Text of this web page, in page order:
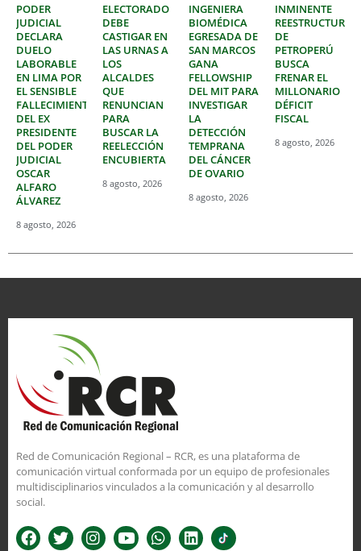
PODER
JUDICIAL
DECLARA
DUELO
LABORABLE
EN LIMA POR
EL SENSIBLE
FALLECIMIENTO
DEL EX
PRESIDENTE
DEL PODER
JUDICIAL
OSCAR
ALFARO
ÁLVAREZ
8 agosto, 2026
ELECTORADO
DEBE
CASTIGAR EN
LAS URNAS A
LOS
ALCALDES
QUE
RENUNCIAN
PARA
BUSCAR LA
REELECCIÓN
ENCUBIERTA
8 agosto, 2026
INGENIERA
BIOMÉDICA
EGRESADA DE
SAN MARCOS
GANA
FELLOWSHIP
DEL MIT PARA
INVESTIGAR
LA
DETECCIÓN
TEMPRANA
DEL CÁNCER
DE OVARIO
8 agosto, 2026
INMINENTE
DE
PETROPERÚ
BUSCA
FRENAR EL
MILLONARIO
DÉFICIT
FISCAL
8 agosto, 2026
Red de Comunicación Regional – RCR, es una plataforma de
comunicación virtual conformada por un equipo de profesionales
multidisciplinarios vinculados a la comunicación y al desarrollo
social.